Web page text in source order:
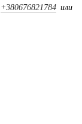
+380676821784 или